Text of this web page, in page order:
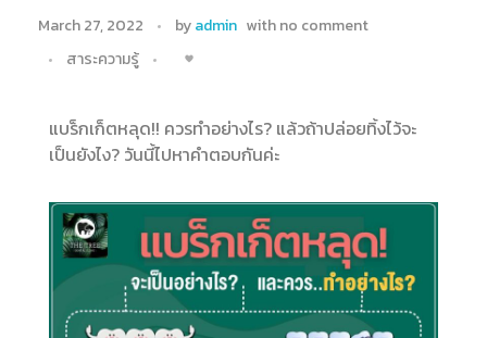
March 27, 2022 byadmin withno comment
สาระความรู้
แบร็กเก็ตหลุด!! ควรทำอย่างไร? แล้วถ้าปล่อยทิ้งไว้จะ
เป็นยังไง? วันนี้ไปหาคำตอบกันค่ะ